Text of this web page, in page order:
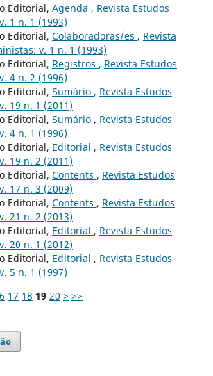
Editorial, Agenda , Revista Estudos
1 n. 1 (1993)
Editorial, Colaboradoras/es , Revista
v. 1 n. 1 (1993)
Editorial, Registros , Revista Estudos
4 n. 2 (1996)
Editorial, Sumário , Revista Estudos
19 n. 1 (2011)
Editorial, Sumário , Revista Estudos
4 n. 1 (1996)
Editorial, Editorial , Revista Estudos
19 n. 2 (2011)
Editorial, Contents , Revista Estudos
17 n. 3 (2009)
Editorial, Contents , Revista Estudos
21 n. 2 (2013)
Editorial, Editorial , Revista Estudos
20 n. 1 (2012)
Editorial, Editorial , Revista Estudos
5 n. 1 (1997)
17 18 19 20 > >>